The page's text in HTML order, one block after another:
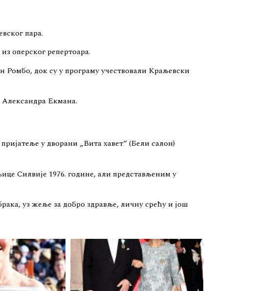
пара.
оперског репертоара.
док су у програму учествовали Краљевски
Екмана.
у дворани „Вита хавет“ (Бели салон)
Силвије 1976. године, али представљеним у
уз жеље за добро здравље, личну срећу и још